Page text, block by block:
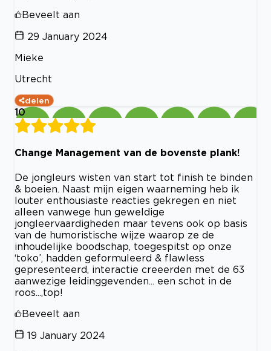
Beveelt aan
29 January 2024
Mieke
Utrecht
delen
10
Change Management van de bovenste plank!
De jongleurs wisten van start tot finish te binden
& boeien. Naast mijn eigen waarneming heb ik
louter enthousiaste reacties gekregen en niet
alleen vanwege hun geweldige
jongleervaardigheden maar tevens ook op basis
van de humoristische wijze waarop ze de
inhoudelijke boodschap, toegespitst op onze
‘toko’, hadden geformuleerd & flawless
gepresenteerd, interactie creeerden met de 63
aanwezige leidinggevenden... een schot in de
roos...,top!
Beveelt aan
19 January 2024